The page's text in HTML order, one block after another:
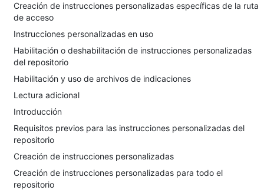
Creación de instrucciones personalizadas específicas de la ruta
de acceso
Instrucciones personalizadas en uso
Habilitación o deshabilitación de instrucciones personalizadas
del repositorio
Habilitación y uso de archivos de indicaciones
Lectura adicional
Introducción
Requisitos previos para las instrucciones personalizadas del
repositorio
Creación de instrucciones personalizadas
Creación de instrucciones personalizadas para todo el
repositorio